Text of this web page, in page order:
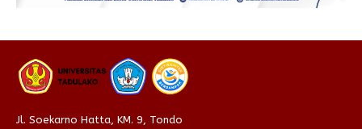
Jl. Soekarno Hatta, KM. 9, Tondo